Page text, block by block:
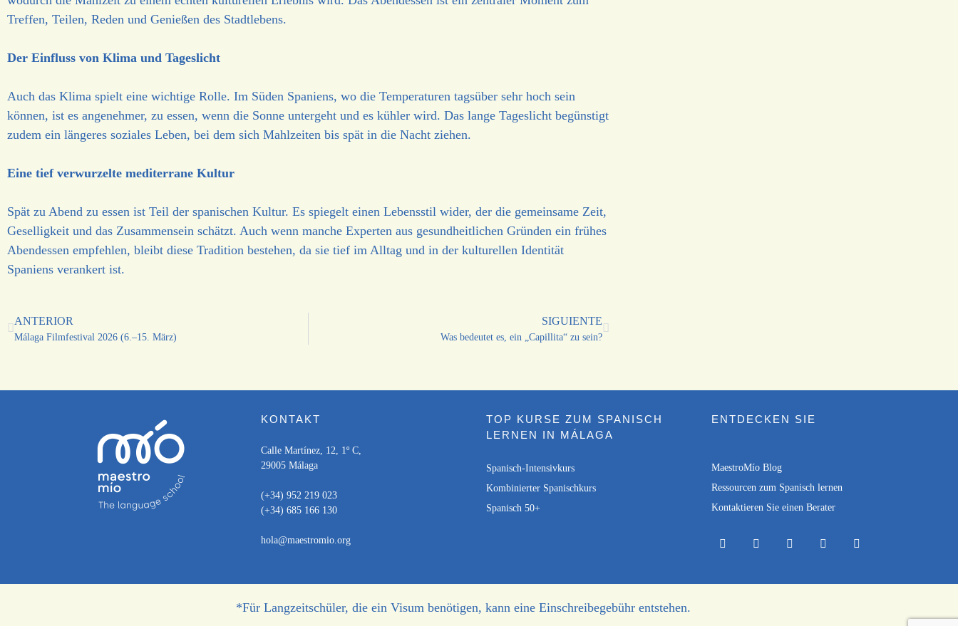
Treffen, Teilen, Reden und Genießen des Stadtlebens.
Der Einfluss von Klima und Tageslicht
Auch das Klima spielt eine wichtige Rolle. Im Süden Spaniens, wo die Temperaturen tagsüber sehr hoch sein
können, ist es angenehmer, zu essen, wenn die Sonne untergeht und es kühler wird. Das lange Tageslicht begünstigt
zudem ein längeres soziales Leben, bei dem sich Mahlzeiten bis spät in die Nacht ziehen.
Eine tief verwurzelte mediterrane Kultur
Spät zu Abend zu essen ist Teil der spanischen Kultur. Es spiegelt einen Lebensstil wider, der die gemeinsame Zeit,
Geselligkeit und das Zusammensein schätzt. Auch wenn manche Experten aus gesundheitlichen Gründen ein frühes
Abendessen empfehlen, bleibt diese Tradition bestehen, da sie tief im Alltag und in der kulturellen Identität
Spaniens verankert ist.
ANTERIOR
Málaga Filmfestival 2026 (6.–15. März)
SIGUIENTE
Was bedeutet es, ein „Capillita“ zu sein?
KONTAKT
Calle Martínez, 12, 1º C,
29005 Málaga
(+34) 952 219 023
(+34) 685 166 130
hola@maestromio.org
TOP KURSE ZUM SPANISCH
LERNEN IN MÁLAGA
Spanisch-Intensivkurs
Kombinierter Spanischkurs
Spanisch 50+
ENTDECKEN SIE
MaestroMío Blog
Ressourcen zum Spanisch lernen
Kontaktieren Sie einen Berater
*Für Langzeitschüler, die ein Visum benötigen, kann eine Einschreibegebühr entstehen.